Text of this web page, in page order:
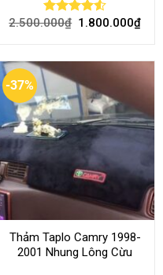
Rated 4.51
2.500.000₫ 1.800.000₫
-37%
Thảm Taplo Camry 1998-
2001 Nhung Lông Cừu